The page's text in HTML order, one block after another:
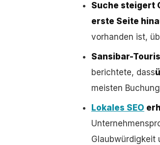
Suche steigert
erste Seite
vorhanden ist,
Sansibar-
berichtete, dass
meisten
Lokales SEO
Glaubwürdigkeit